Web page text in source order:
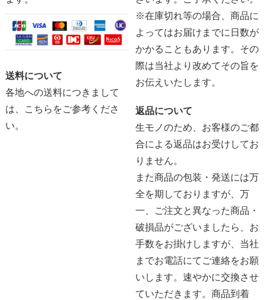
送料について
各地への送料につきまして
は、
こちらをご参考くださ
い。
※在庫切れ等の場合、商品に
よってはお届けまでに日数が
かかることもあります。その
際は当社より改めてその旨を
お伝えいたします。
返品について
生モノのため、お客様のご都
合による返品はお受けしてお
りません。
また商品の包装・発送には万
全を期しておりますが、万
一、ご注文と異なった商品・
破損品がございましたら、お
手数をお掛けしますが、当社
までお電話にてご連絡をお願
いします。速やかに交換させ
ていただきます。商品到着